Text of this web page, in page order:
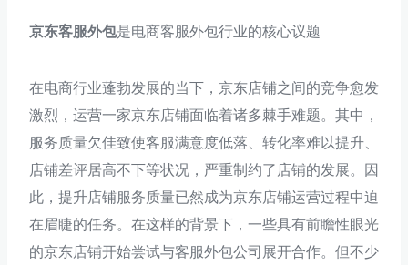
京东客服外包是电商客服外包行业的核心议题
在电商行业蓬勃发展的当下，京东店铺之间的竞争愈发
激烈，运营一家京东店铺面临着诸多棘手难题。其中，
服务质量欠佳致使客服满意度低落、转化率难以提升、
店铺差评居高不下等状况，严重制约了店铺的发展。因
此，提升店铺服务质量已然成为京东店铺运营过程中迫
在眉睫的任务。在这样的背景下，一些具有前瞻性眼光
的京东店铺开始尝试与客服外包公司展开合作。但不少